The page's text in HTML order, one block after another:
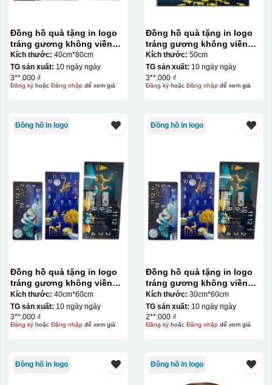
Đồng hồ quà tặng in logo
tráng gương không viền
chữ nhật 40cm*80cm KQ-
DH31
Kích thước: 40cm*80cm
TG sản xuất: 10 ngày ngày
3**.000 ₫
Đăng kýhoặc Đăng nhậpđể xem giá
Đồng hồ quà tặng in logo
tráng gương không viền
vuông 50cm KQ-DH29
Kích thước: 50cm
TG sản xuất: 10 ngày ngày
3**.000 ₫
Đăng kýhoặc Đăng nhậpđể xem giá
Đồng hồ in logo
Đồng hồ quà tặng in logo
tráng gương không viền
chữ nhật 40cm*60cm KQ-
DH28
Kích thước: 40cm*60cm
TG sản xuất: 10 ngày ngày
3**.000 ₫
Đăng kýhoặc Đăng nhậpđể xem giá
Đồng hồ in logo
Đồng hồ quà tặng in logo
tráng gương không viền
chữ nhật 30cm*60cm KQ-
DH26
Kích thước: 30cm*60cm
TG sản xuất: 10 ngày ngày
2**.000 ₫
Đăng kýhoặc Đăng nhậpđể xem giá
Đồng hồ in logo Đồng hồ in logo